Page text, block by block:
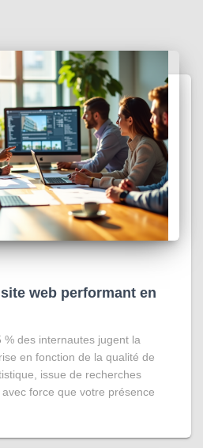
web performant en
des internautes jugent la
en fonction de la qualité de
issue de recherches
force que votre présence